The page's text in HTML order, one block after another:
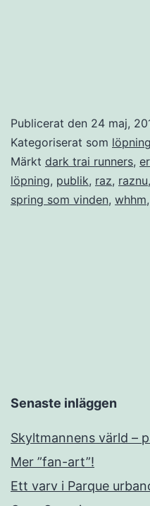
Publicerat den 24 maj,
Kategoriserat som löpning
Märkt dark trai runners,
löpning, publik, raz, raznu,
spring som vinden, whhm,
Senaste inläggen
Skyltmannens värld –
Mer ”fan-art”!
Ett varv i Parque